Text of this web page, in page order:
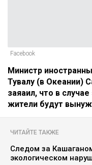
Facebook
Министр
Тувалу (в Океании)
заяаил, что в
жители будут
ЧИТАЙТЕ ТАКЖЕ
Следом за
экологическом